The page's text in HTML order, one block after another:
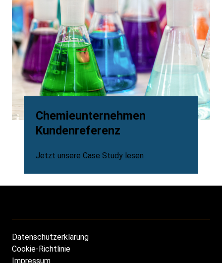
Chemieunternehmen
Kundenreferenz
Jetzt unsere Case Study lesen
Footer
Datenschutzerklärung
Cookie-Richtlinie
Impressum